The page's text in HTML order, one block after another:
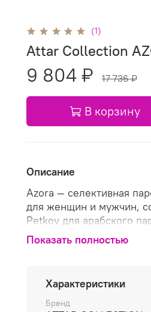
(1)
Attar Collection
9 804 ₽ 17 736 ₽
В корзину
Описание
Azora — селективная
для женщин и мужчин,
Petkov для арабского
Величественный
одноименному кораблю,
цитрусовые аккорды
акцентом личи
Показать полностью
Характеристики
Бренд